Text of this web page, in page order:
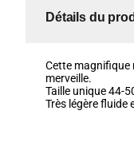
Détails du
Cette magnifique
merveille.
Taille unique 44-
Très légère fluide